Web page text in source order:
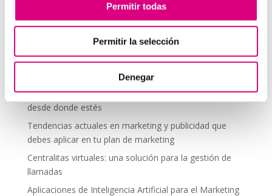
Permitir todas
Permitir la selección
Denegar
Telefonía Virtual
Interfonos IP para aerogeneradores: comunicación
Telefonía virtual para el trabajo remoto: comunícate
desde donde estés
Tendencias actuales en marketing y publicidad que
debes aplicar en tu plan de marketing
Centralitas virtuales: una solución para la gestión de
llamadas
Aplicaciones de Inteligencia Artificial para el Marketing